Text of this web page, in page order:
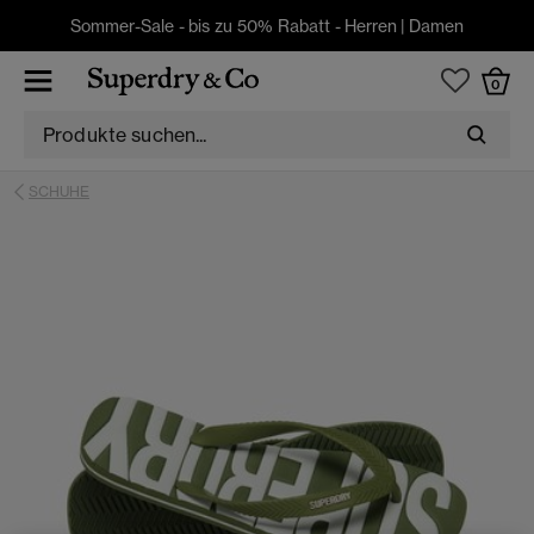
Sommer-Sale - bis zu 50% Rabatt - Herren | Damen
0
SCHUHE